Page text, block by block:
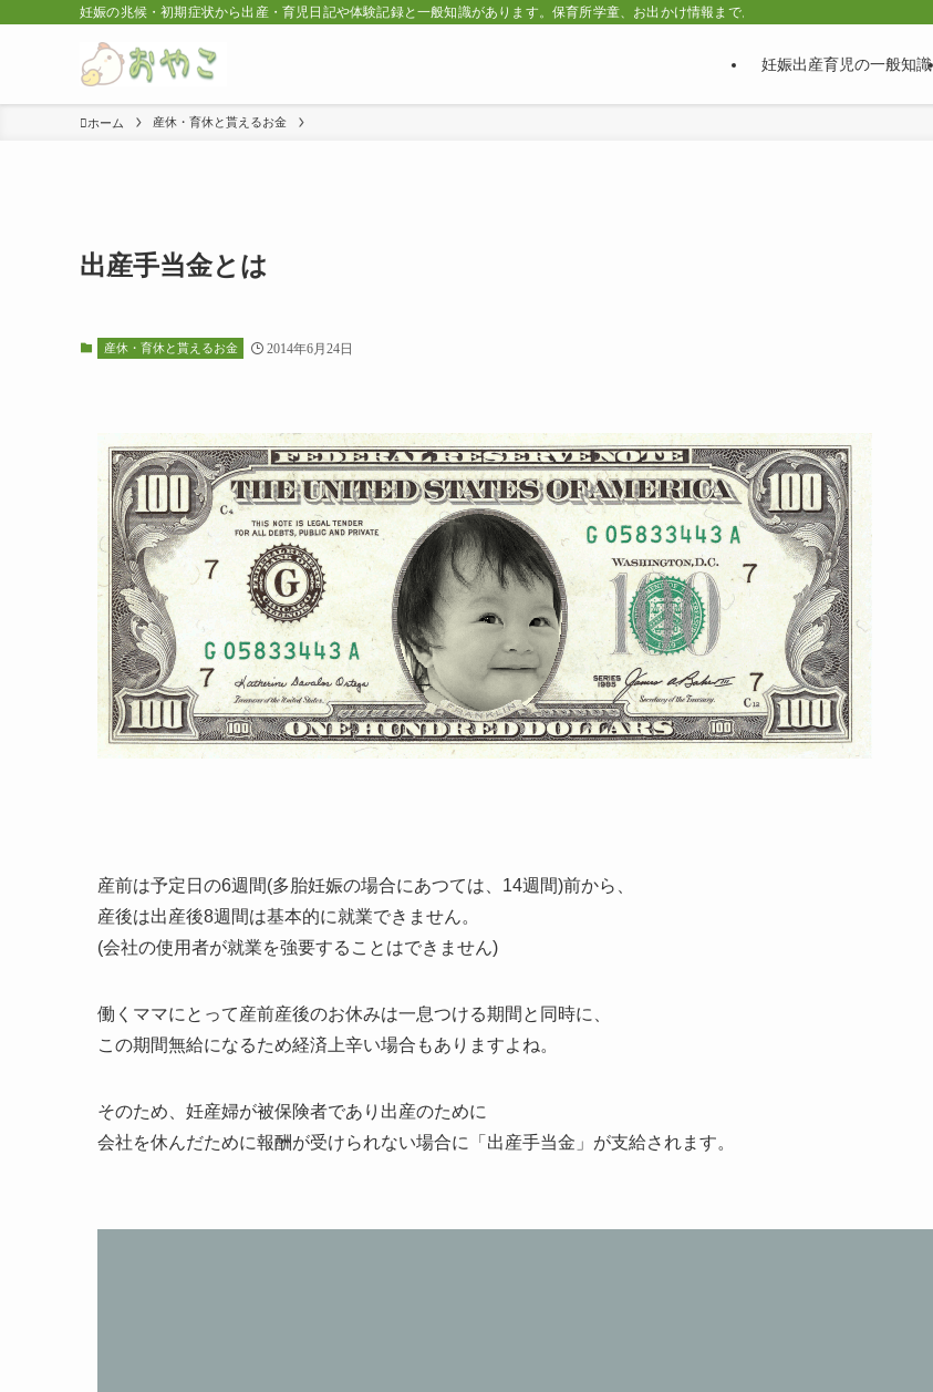
妊娠の兆候・初期症状から出産・育児日記や体験記録と一般知識があります。保育所学童、お出かけ情報まで。
妊娠出産育児の一般知識
ホーム 産休・育休と貰えるお金
出産手当金とは
産休・育休と貰えるお金 2014年6月24日
産前は予定日の6週間(多胎妊娠の場合にあつては、14週間)前から、
産後は出産後8週間は基本的に就業できません。
(会社の使用者が就業を強要することはできません)
働くママにとって産前産後のお休みは一息つける期間と同時に、
この期間無給になるため経済上辛い場合もありますよね。
そのため、妊産婦が被保険者であり出産のために
会社を休んだために報酬が受けられない場合に「出産手当金」が支給されます。